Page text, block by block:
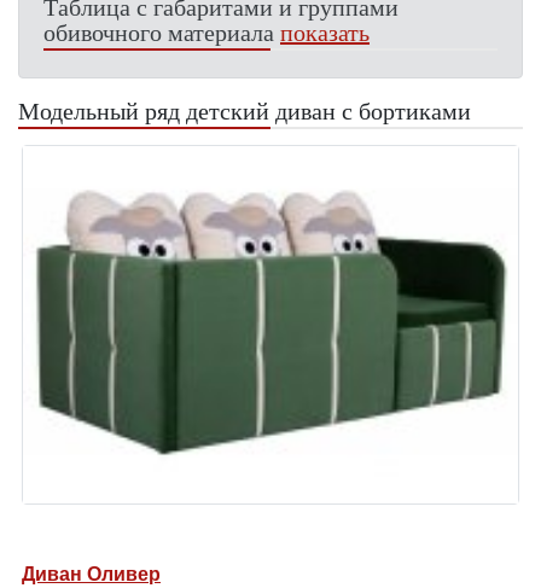
Таблица с габаритами и группами
обивочного материалапоказать
Модельный ряд детский диван с бортиками
Диван Оливер